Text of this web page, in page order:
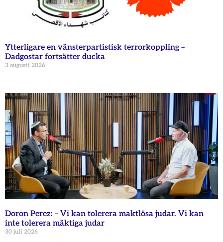
Ytterligare en vänsterpartistisk terrorkoppling –
Dadgostar fortsätter ducka
3 augusti 2026
Doron Perez: – Vi kan tolerera maktlösa judar. Vi kan
inte tolerera mäktiga judar
30 juli 2026